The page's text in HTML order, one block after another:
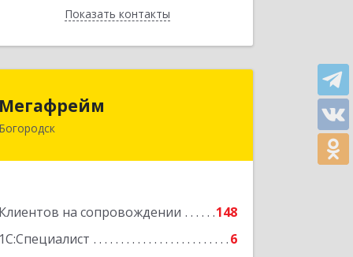
Показать контакты
Назад
Мегафрейм
Богородск
Клиентов на сопровождении
148
1С:Специалист
6
Подробнее